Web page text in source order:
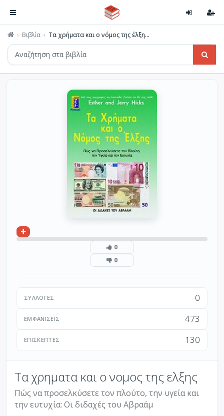
Βιβλία Τα χρήματα και ο νόμος της έλξη...
0
0
ΣΥΛΛΟΓΈΣ 0
ΕΜΦΑΝΊΣΕΙΣ 473
ΕΠΙΣΚΈΠΤΕΣ 130
Τα χρηματα και ο νομος της ελξης
Πώς να προσελκύσετε τον πλούτο, την υγεία και
την ευτυχία: Οι διδαχές του Αβραάμ